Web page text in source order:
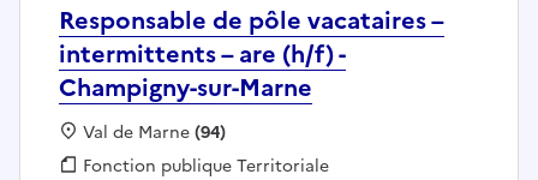
Responsable de pôle vacataires –
intermittents – are (h/f) -
Champigny-sur-Marne
Localisation :
Val de Marne(94)
Fonction publique :
Fonction publique Territoriale